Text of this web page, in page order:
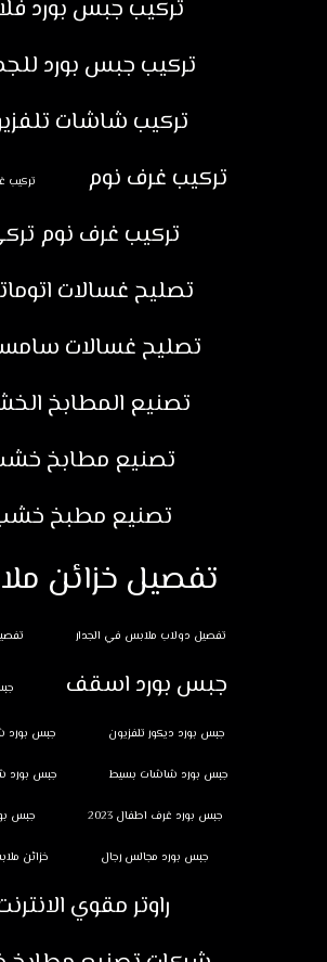
تركيب جبس بورد
تركيب جبس بورد
تركيب شاشات
تركيب غرف نوم
تركيب
تركيب غرف نوم
تصليح غسالات
تصليح غسالات
تصنيع المطابخ
تصنيع مطابخ
تصنيع مطبخ
تفصيل خزائن
تفصيل دولاب ملابس في الجدار
جبس بورد اسقف
جبس بورد ديكور تلفزيون جبس بورد
جبس بورد شاشات بسيط جبس بورد
جبس بورد غرف اطفال 2023 جبس
جبس بورد مجالس رجال خزائن
راوتر مقوي